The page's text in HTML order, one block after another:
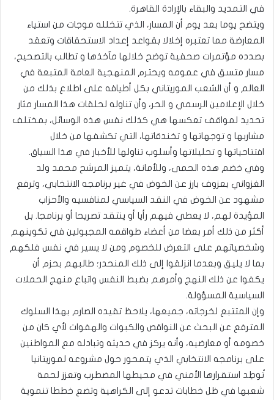
في التمديد والبقاء بالإرادة القاهرة.
ويتضح يوما بعد يوم أن المسار، الذي تتخلله موجات من استياء
المعارضة مما تعتبره إخلالا بقواعد إعداد الاستحقاقات وتعقد
بصدده مؤتمرات صحفية توضح خلالها مآخذها و تطالب بالتصحيح،
مسار متسق في عمومه ويحترم المنهجية العامة المتبعة في
العالم و أن الشعب الموريتاني بكل أطيافه على اطلاع بذلك من
خلال الإعلامين الرسمي و الحر، وأن تناوله لحلقات هذا المسار مثار
تحديد لمواقف تعكسها هي كذلك نفس هذه الوسائل، بمختلف
مشاربها و توجهاتها و تخندقاتها، التي تكشفها من خلال
افتتاحياتها و تحليلاتها وأسلوب تناولها للأخبار في هذا السياق.
وفي خضم هذه الحمى، وللأمانة، يتميز المرشح محمد ولد
الغزواني بعزوف بارز عن الخوض في غير برنامجه الانتخابي، وترفع
مشهود عن الخوض في النقد السياسي لمنافسيه والأحزاب
المؤيدة لهم، لا يعطي فيهم رأيا أو ينتقد تصريحا أو برنامجا. بل
أكثر من ذلك أمر بعضا من أعضاء طواقمه المجبولين في تكوينهم
وشخصياتهم على التعرض للخصوم ومن لا يسير في نفس فلكهم
بما لا يليق وبعدما انزلقوا إلى ذلك المنحدر؛ طالبهم بحزم أن
يكفوا عن ذلك النهج وأمرهم بضبط النفس واتباع منهج الحملات
السياسية المسؤولة.
وإن المتتبع لخرجاته، جميعها، يلاحظ تقيده الصارم بهذا السلوك
المترفع عن البحث عن النواقص والكبوات والهفوات لأي كان من
خصومه أو معارضيه، وأنه يركز في حديثه وتبادله مع المواطنين
على برنامجه الانتخابي الذي يتمحور حول مشروعه لموريتانيا
تُوطِد استقرارها الأمني في محيطها المضطرب وتعزز لحمة
شعبها في ظل خطابات تدعو إلى الكراهية وتضع خططا تنموية